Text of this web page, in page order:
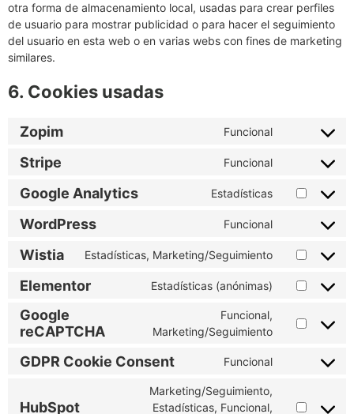
otra forma de almacenamiento local, usadas para crear perfiles
de usuario para mostrar publicidad o para hacer el seguimiento
del usuario en esta web o en varias webs con fines de marketing
similares.
6. Cookies usadas
Zopim Funcional
Stripe Funcional
Google Analytics Estadísticas
WordPress Funcional
Wistia Estadísticas, Marketing/Seguimiento
Elementor Estadísticas (anónimas)
Google
reCAPTCHA
Funcional,
Marketing/Seguimiento
GDPR Cookie Consent Funcional
HubSpot
Marketing/Seguimiento,
Estadísticas, Funcional,